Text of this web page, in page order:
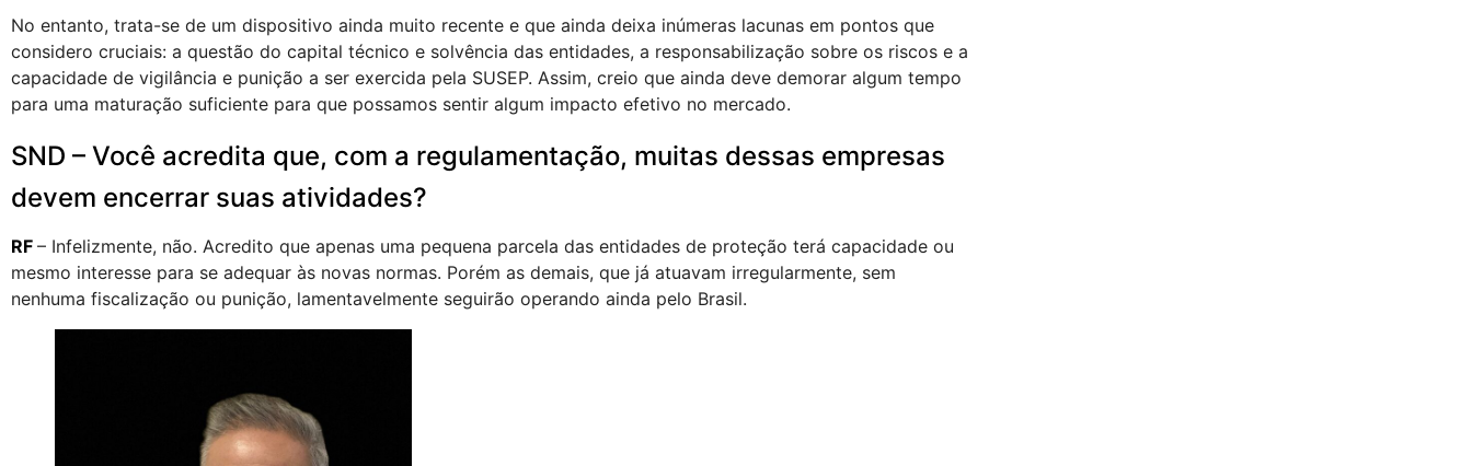
No entanto, trata-se de um dispositivo ainda muito recente e que ainda deixa inúmeras lacunas em pontos que
considero cruciais: a questão do capital técnico e solvência das entidades, a responsabilização sobre os riscos e a
capacidade de vigilância e punição a ser exercida pela SUSEP. Assim, creio que ainda deve demorar algum tempo
para uma maturação suficiente para que possamos sentir algum impacto efetivo no mercado.
SND – Você acredita que, com a regulamentação, muitas dessas empresas
devem encerrar suas atividades?
RF – Infelizmente, não. Acredito que apenas uma pequena parcela das entidades de proteção terá capacidade ou
mesmo interesse para se adequar às novas normas. Porém as demais, que já atuavam irregularmente, sem
nenhuma fiscalização ou punição, lamentavelmente seguirão operando ainda pelo Brasil.